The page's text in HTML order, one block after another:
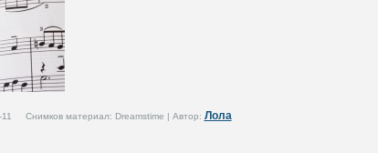
11 Снимков материал: Dreamstime | Автор: Лола